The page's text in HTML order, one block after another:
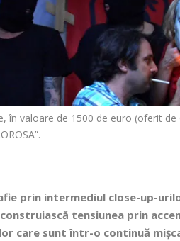
, în valoare de 1500 de euro (oferit de
.
prin intermediul close-up-
tensiunea prin
care sunt într-o continuă